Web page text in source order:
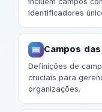
identificadores
Campos
Definições de
cruciais para
organizações.